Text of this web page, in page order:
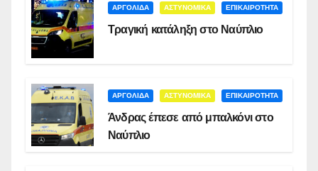
ΑΡΓΟΛΙΔΑ ΑΣΤΥΝΟΜΙΚΑ ΕΠΙΚΑΙΡΟΤΗΤΑ
Τραγική κατάληξη στο Ναύπλιο
ΑΡΓΟΛΙΔΑ ΑΣΤΥΝΟΜΙΚΑ ΕΠΙΚΑΙΡΟΤΗΤΑ
Άνδρας έπεσε από μπαλκόνι στο
Ναύπλιο